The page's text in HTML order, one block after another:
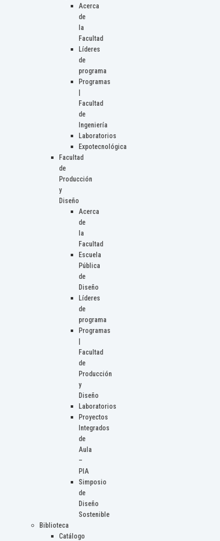
Acerca
de
la
Facultad
Líderes
de
programa
Programas
Facultad
de
Ingeniería
Laboratorios
Expotecnológica
Facultad
de
Producción
y
Diseño
Acerca
de
la
Facultad
Escuela
Pública
de
Diseño
Líderes
de
programa
Programas
Facultad
de
Producción
y
Diseño
Laboratorios
Proyectos
Integrados
de
Aula
–
PIA
Simposio
de
Diseño
Sostenible
Biblioteca
Catálogo